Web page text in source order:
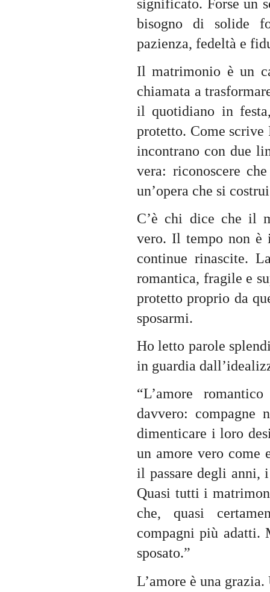
significato. Forse un
bisogno di solide
pazienza, fedeltà e
Il matrimonio è un
chiamata a
il quotidiano in
protetto. Come
incontrano con due
vera: riconoscere
un’opera che si
C’è chi dice che il
vero. Il tempo non è
continue rinascite.
romantica, fragile e
protetto proprio da
sposarmi.
Ho letto parole
in guardia
“L’amore
davvero: compagne
dimenticare i loro
un amore vero come
il passare degli
Quasi tutti i
che, quasi
compagni più adatti.
sposato.”
L’amore è una